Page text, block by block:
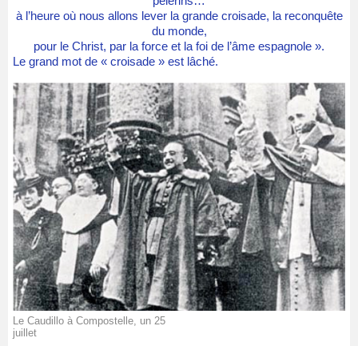
à l’heure où nous allons lever la grande croisade, la reconquête
du monde,
pour le Christ, par la force et la foi de l’âme espagnole ».
Le grand mot de « croisade » est lâché.
Le Caudillo à Compostelle, un 25
juillet